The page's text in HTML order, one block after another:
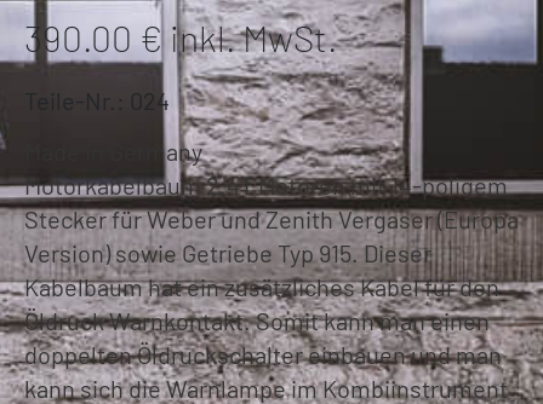
390.00 € inkl. MwSt.
Teile-Nr.: 024
Made in Germany
Motorkabelbaum 2.4T Motoren mit 14-poligem
Stecker für Weber und Zenith Vergaser (Europa
Version) sowie Getriebe Typ 915. Dieser
Kabelbaum hat ein zusätzliches Kabel für den
Öldruck Warnkontakt. Somit kann man einen
doppelten Öldruckschalter einbauen und man
kann sich die Warnlampe im Kombiinstrument